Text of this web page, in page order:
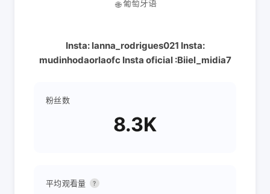
🌐 葡萄牙语
Insta: lanna_rodrigues021 Insta:
mudinhodaorlaofc Insta oficial :Biiel_midia7
粉丝数
8.3K
平均观看量 ?